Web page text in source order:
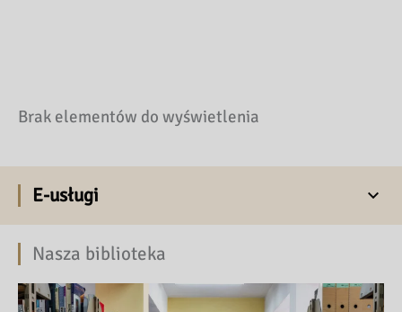
Brak elementów do wyświetlenia
E-usługi
Nasza biblioteka